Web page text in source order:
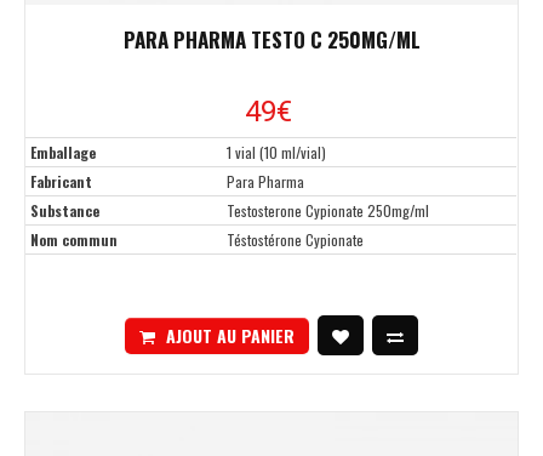
PARA PHARMA TESTO C 250MG/ML
49€
Emballage
1 vial (10 ml/vial)
Fabricant
Para Pharma
Substance
Testosterone Cypionate 250mg/ml
Nom commun
Téstostérone Cypionate
AJOUT AU PANIER